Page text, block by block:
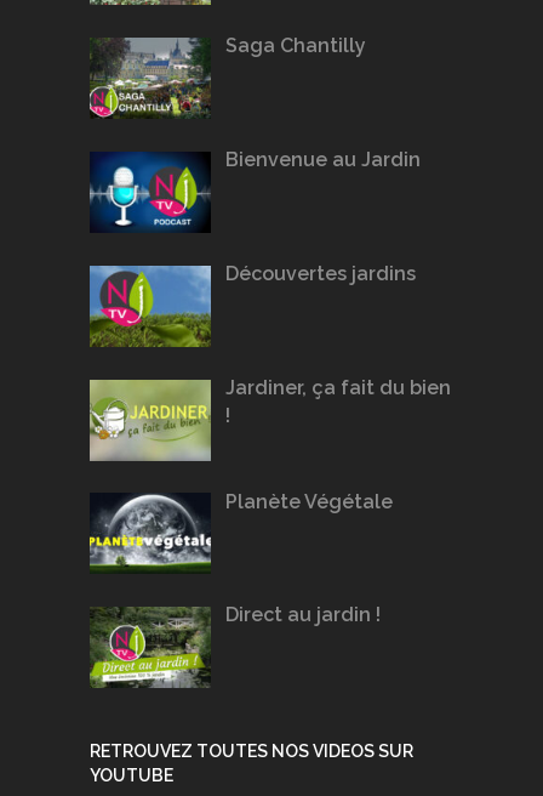
Saga Chantilly
Bienvenue au Jardin
Découvertes jardins
Jardiner, ça fait du bien
!
Planète Végétale
Direct au jardin !
RETROUVEZ TOUTES NOS VIDEOS SUR
YOUTUBE